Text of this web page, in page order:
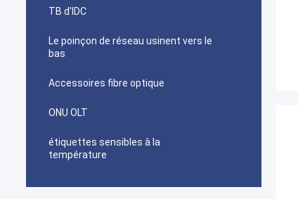
TB d'IDC
Le poinçon de réseau usinent vers le
bas
Accessoires fibre optique
ONU OLT
étiquettes sensibles à la
température